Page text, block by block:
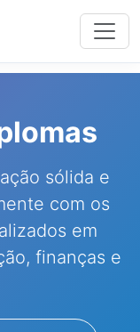
sólida e
com os
em
finanças e